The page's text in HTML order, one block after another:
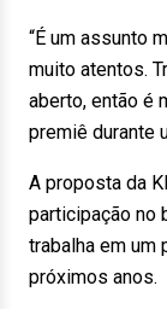
“É um assunto
muito atentos.
aberto, então é
premiê durante
A proposta da
participação no
trabalha em um
próximos anos.